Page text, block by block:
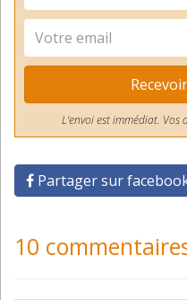
L'envoi est immédiat. Vos
Partager sur
10